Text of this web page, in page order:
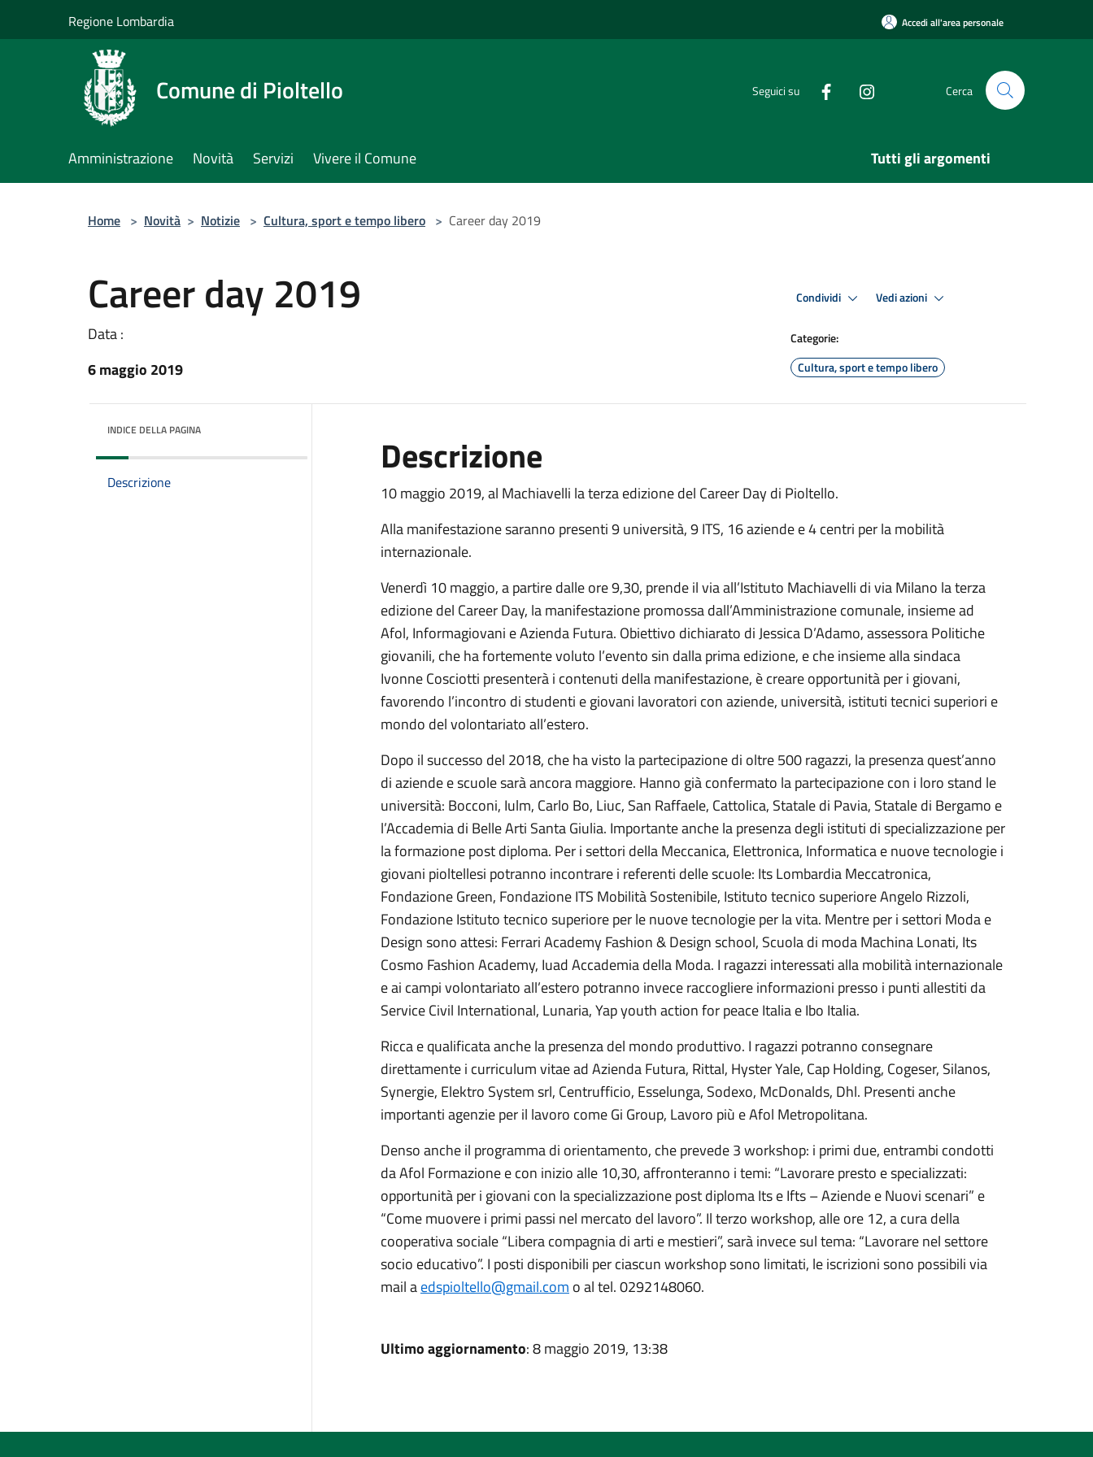
Regione Lombardia Accedi all'area personale
Comune di Pioltello Seguici su Cerca
Amministrazione Novità Servizi Vivere il Comune Tutti gli argomenti
Home > Novità > Notizie > Cultura, sport e tempo libero > Career day 2019
Career day 2019
Data :
6 maggio 2019
Condividi Vedi azioni
Categorie:
Cultura, sport e tempo libero
INDICE DELLA PAGINA
Descrizione
Descrizione
10 maggio 2019, al Machiavelli la terza edizione del Career Day di Pioltello.
Alla manifestazione saranno presenti 9 università, 9 ITS, 16 aziende e 4 centri per la mobilità
internazionale.
Venerdì 10 maggio, a partire dalle ore 9,30, prende il via all’Istituto Machiavelli di via Milano la terza
edizione del Career Day, la manifestazione promossa dall’Amministrazione comunale, insieme ad
Afol, Informagiovani e Azienda Futura. Obiettivo dichiarato di Jessica D’Adamo, assessora Politiche
giovanili, che ha fortemente voluto l’evento sin dalla prima edizione, e che insieme alla sindaca
Ivonne Cosciotti presenterà i contenuti della manifestazione, è creare opportunità per i giovani,
favorendo l’incontro di studenti e giovani lavoratori con aziende, università, istituti tecnici superiori e
mondo del volontariato all’estero.
Dopo il successo del 2018, che ha visto la partecipazione di oltre 500 ragazzi, la presenza quest’anno
di aziende e scuole sarà ancora maggiore. Hanno già confermato la partecipazione con i loro stand le
università: Bocconi, Iulm, Carlo Bo, Liuc, San Raffaele, Cattolica, Statale di Pavia, Statale di Bergamo e
l’Accademia di Belle Arti Santa Giulia. Importante anche la presenza degli istituti di specializzazione per
la formazione post diploma. Per i settori della Meccanica, Elettronica, Informatica e nuove tecnologie i
giovani pioltellesi potranno incontrare i referenti delle scuole: Its Lombardia Meccatronica,
Fondazione Green, Fondazione ITS Mobilità Sostenibile, Istituto tecnico superiore Angelo Rizzoli,
Fondazione Istituto tecnico superiore per le nuove tecnologie per la vita. Mentre per i settori Moda e
Design sono attesi: Ferrari Academy Fashion & Design school, Scuola di moda Machina Lonati, Its
Cosmo Fashion Academy, Iuad Accademia della Moda. I ragazzi interessati alla mobilità internazionale
e ai campi volontariato all’estero potranno invece raccogliere informazioni presso i punti allestiti da
Service Civil International, Lunaria, Yap youth action for peace Italia e Ibo Italia.
Ricca e qualificata anche la presenza del mondo produttivo. I ragazzi potranno consegnare
direttamente i curriculum vitae ad Azienda Futura, Rittal, Hyster Yale, Cap Holding, Cogeser, Silanos,
Synergie, Elektro System srl, Centrufficio, Esselunga, Sodexo, McDonalds, Dhl. Presenti anche
importanti agenzie per il lavoro come Gi Group, Lavoro più e Afol Metropolitana.
Denso anche il programma di orientamento, che prevede 3 workshop: i primi due, entrambi condotti
da Afol Formazione e con inizio alle 10,30, affronteranno i temi: “Lavorare presto e specializzati:
opportunità per i giovani con la specializzazione post diploma Its e Ifts – Aziende e Nuovi scenari” e
“Come muovere i primi passi nel mercato del lavoro”. Il terzo workshop, alle ore 12, a cura della
cooperativa sociale “Libera compagnia di arti e mestieri”, sarà invece sul tema: “Lavorare nel settore
socio educativo”. I posti disponibili per ciascun workshop sono limitati, le iscrizioni sono possibili via
mail aedspioltello@gmail.com o al tel. 0292148060.
Ultimo aggiornamento: 8 maggio 2019, 13:38